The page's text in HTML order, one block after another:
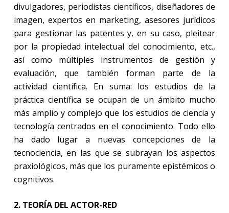
divulgadores, periodistas científicos, diseñadores de
imagen, expertos en marketing, asesores jurídicos
para gestionar las patentes y, en su caso, pleitear
por la propiedad intelectual del conocimiento, etc.,
así como múltiples instrumentos de gestión y
evaluación, que también forman parte de la
actividad científica. En suma: los estudios de la
práctica científica se ocupan de un ámbito mucho
más amplio y complejo que los estudios de ciencia y
tecnología centrados en el conocimiento. Todo ello
ha dado lugar a nuevas concepciones de la
tecnociencia, en las que se subrayan los aspectos
praxiológicos, más que los puramente epistémicos o
cognitivos.
2. TEORÍA DEL ACTOR-RED